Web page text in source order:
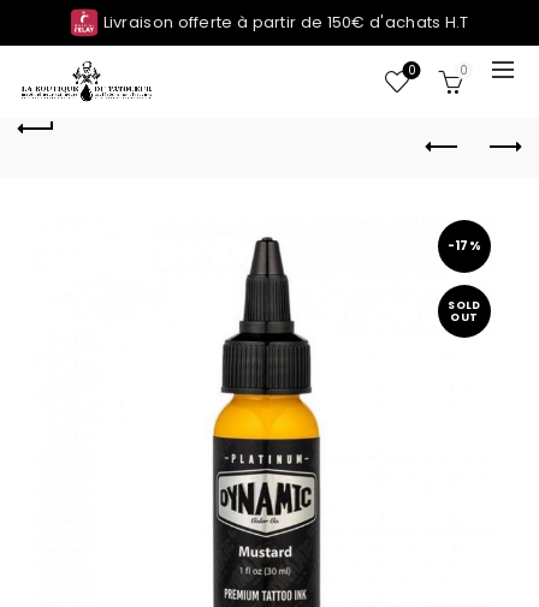
Livraison offerte à partir de 150€ d'achats H.T
0 0
-17%
SOLD
OUT